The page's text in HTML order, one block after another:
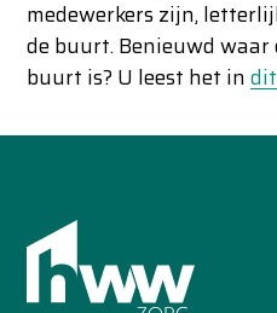
medewerkers zijn,
de buurt. Benieuwd
buurt is? U leest het in